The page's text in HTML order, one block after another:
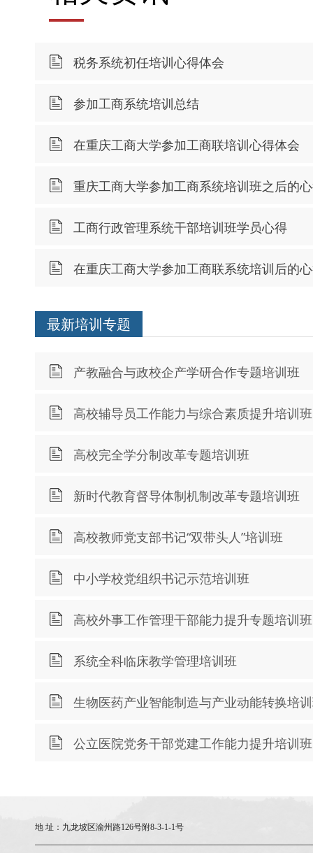
税务系统初任培训心得体会
参加工商系统培训总结
在重庆工商大学参加工商联培训心得体会
重庆工商大学参加工商系统培训班之后的
工商行政管理系统干部培训班学员心得
在重庆工商大学参加工商联系统培训后的
最新培训专题
产教融合与政校企产学研合作专题培训班
高校辅导员工作能力与综合素质提升培训班
高校完全学分制改革专题培训班
新时代教育督导体制机制改革专题培训班
高校教师党支部书记“双带头人”培训班
中小学校党组织书记示范培训班
高校外事工作管理干部能力提升专题培训班
系统全科临床教学管理培训班
生物医药产业智能制造与产业动能转换培
公立医院党务干部党建工作能力提升培训班
地 址： 九龙坡区渝州路126号附8-3-1-1号